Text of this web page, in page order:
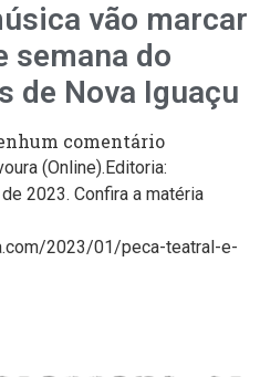
vão marcar
semana do
de Nova Iguaçu
comentário
(Online).Editoria:
2023. Confira a matéria
2023/01/peca-teatral-e-